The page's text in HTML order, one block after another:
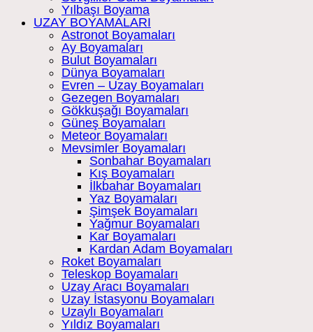
Yılbaşı Boyama
UZAY BOYAMALARI
Astronot Boyamaları
Ay Boyamaları
Bulut Boyamaları
Dünya Boyamaları
Evren – Uzay Boyamaları
Gezegen Boyamaları
Gökkuşağı Boyamaları
Güneş Boyamaları
Meteor Boyamaları
Mevsimler Boyamaları
Sonbahar Boyamaları
Kış Boyamaları
İlkbahar Boyamaları
Yaz Boyamaları
Şimşek Boyamaları
Yağmur Boyamaları
Kar Boyamaları
Kardan Adam Boyamaları
Roket Boyamaları
Teleskop Boyamaları
Uzay Aracı Boyamaları
Uzay İstasyonu Boyamaları
Uzaylı Boyamaları
Yıldız Boyamaları